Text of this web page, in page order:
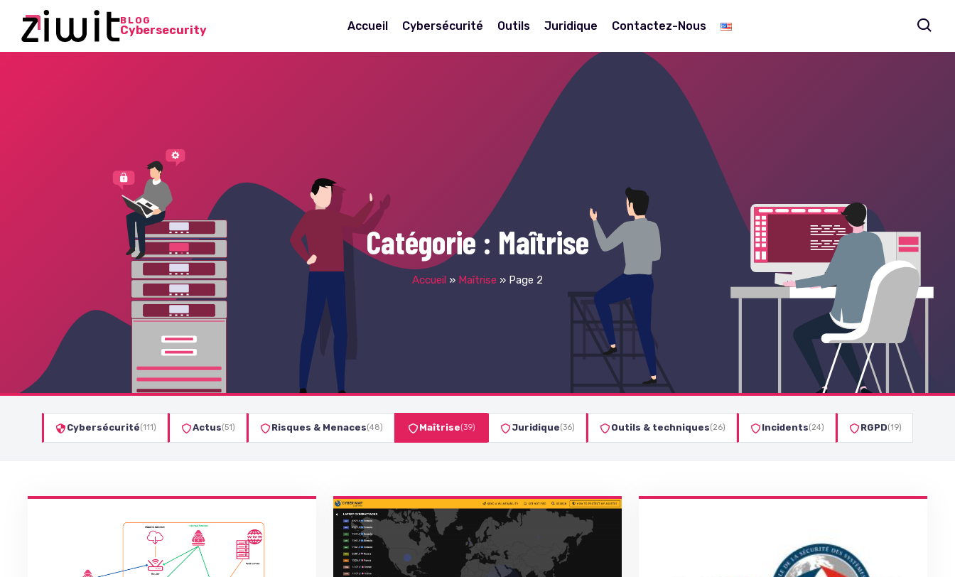
BLOG
Cybersecurity Accueil Cybersécurité Outils Juridique Contactez-Nous
Catégorie : Maîtrise
Accueil » Maîtrise » Page 2
Cybersécurité(111) Actus(51) Risques & Menaces(48) Maîtrise(39) Juridique(36) Outils & techniques(26) Incidents(24) RGPD(19)